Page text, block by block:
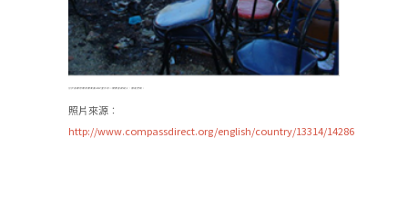
位於首都阿爾及爾東面100公里外的一間教會被縱火，徹底焚毀。
照片來源︰
http://www.compassdirect.org/english/country/13314/14286